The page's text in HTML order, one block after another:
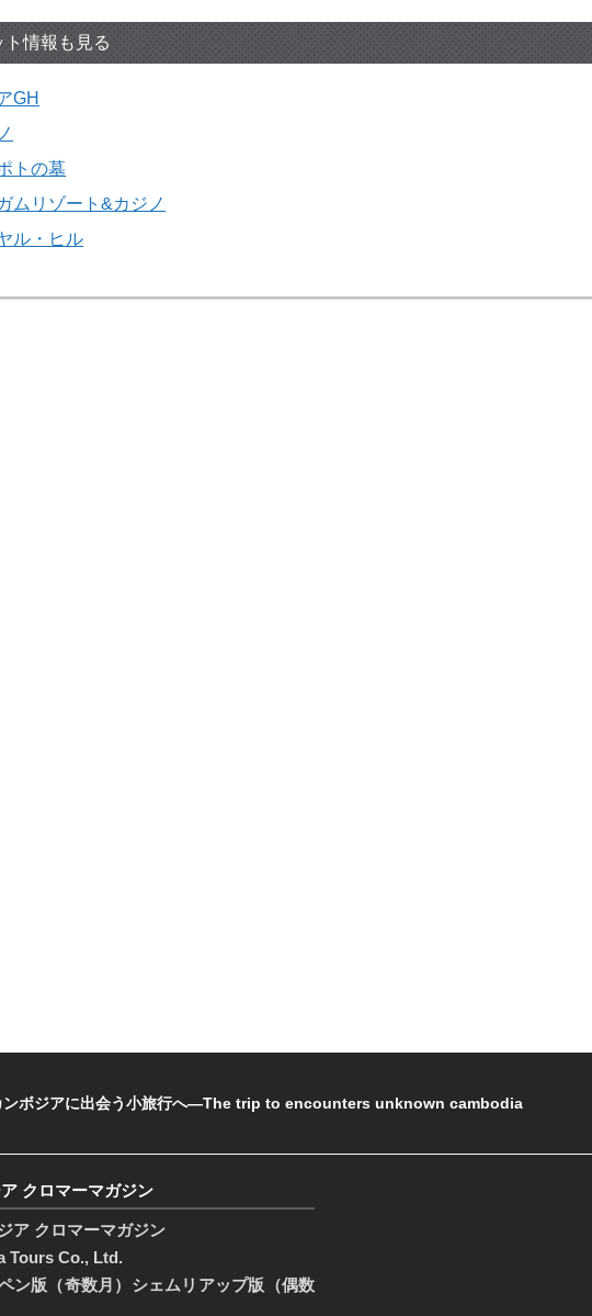
ト情報も見る
GH
トの墓
ムリゾート&カジノ
ル・ヒル
ンボジアに出会う小旅行へ―The trip to encounters unknown cambodia
クロマーマガジン
ア クロマーマガジン
Tours Co., Ltd.
ン版（奇数月）シェムリアップ版（偶数